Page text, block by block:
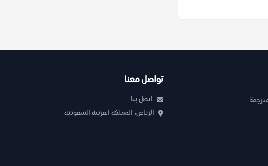
تواصل معنا
اتصل بنا
الرياض، المملكة العربية السعودية